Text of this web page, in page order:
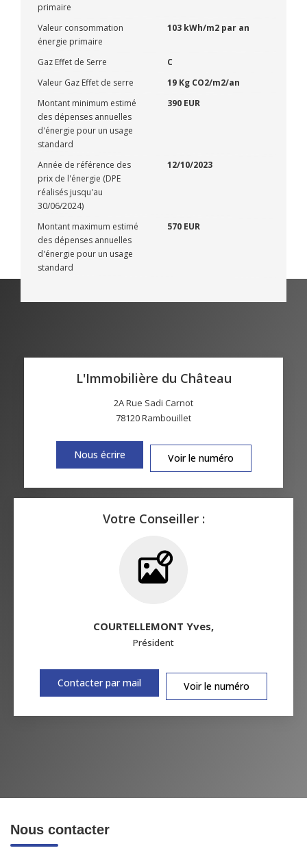
primaire
Valeur consommation
énergie primaire
103 kWh/m2 par an
Gaz Effet de Serre
C
Valeur Gaz Effet de serre
19 Kg CO2/m2/an
Montant minimum estimé
des dépenses annuelles
d'énergie pour un usage
standard
390 EUR
Année de référence des
prix de l'énergie (DPE
réalisés jusqu'au
30/06/2024)
12/10/2023
Montant maximum estimé
des dépenses annuelles
d'énergie pour un usage
standard
570 EUR
L'Immobilière du Château
2A Rue Sadi Carnot
78120Rambouillet
Nous écrire Voir le numéro
Votre Conseiller :
COURTELLEMONT Yves,
Président
Contacter par mail Voir le numéro
Nous contacter